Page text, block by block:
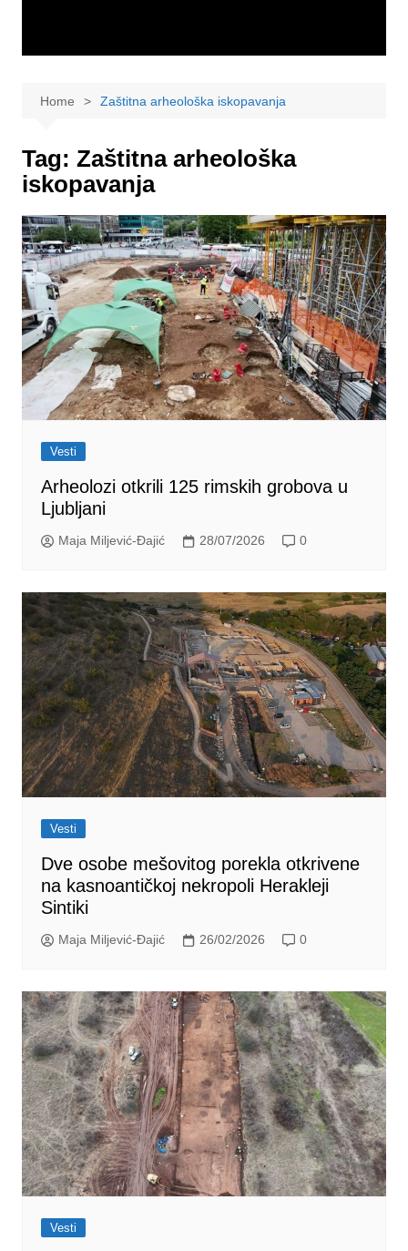
Home Zaštitna arheološka iskopavanja
Tag: Zaštitna arheološka
iskopavanja
Vesti
Arheolozi otkrili 125 rimskih grobova u
Ljubljani
Maja Miljević-Đajić 28/07/2026 0
Vesti
Dve osobe mešovitog porekla otkrivene
na kasnoantičkoj nekropoli Herakleji
Sintiki
Maja Miljević-Đajić 26/02/2026 0
Vesti